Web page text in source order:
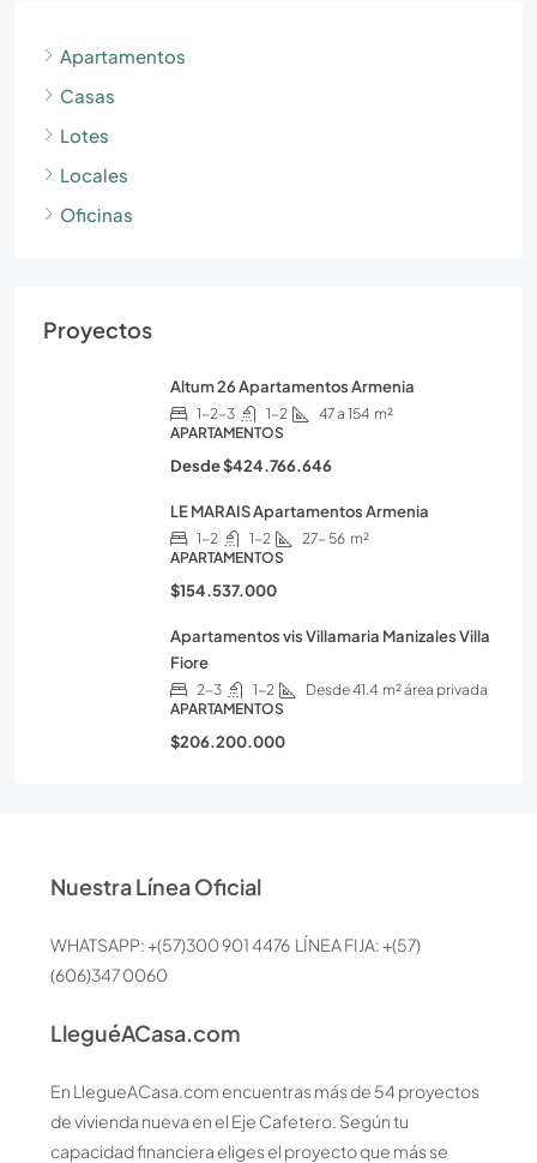
Apartamentos
Casas
Lotes
Locales
Oficinas
Proyectos
Altum 26 Apartamentos Armenia
1-2-3 1-2 47 a 154 m²
APARTAMENTOS
Desde$424.766.646
LE MARAIS Apartamentos Armenia
1-2 1-2 27- 56 m²
APARTAMENTOS
$154.537.000
Apartamentos vis Villamaria Manizales Villa
Fiore
2-3 1-2 Desde 41.4 m² área privada
APARTAMENTOS
$206.200.000
Nuestra Línea Oficial
WHATSAPP: +(57)300 901 4476 LÍNEA FIJA: +(57)
(606)347 0060
LleguéACasa.com
En LlegueACasa.com encuentras más de 54 proyectos
de vivienda nueva en el Eje Cafetero. Según tu
capacidad financiera eliges el proyecto que más se